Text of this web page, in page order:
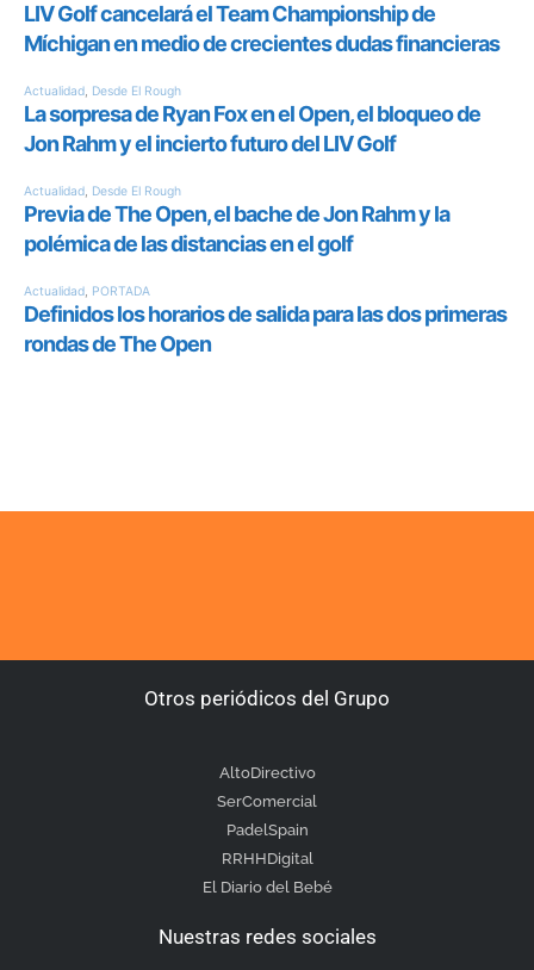
Otros periódicos del Grupo
AltoDirectivo
SerComercial
PadelSpain
RRHHDigital
El Diario del Bebé
Nuestras redes sociales